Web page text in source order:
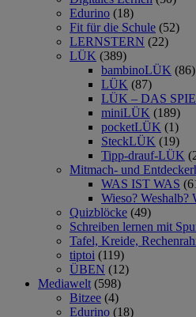
Edurino (18)
Fit für die Schule (52)
LERNSTERN (22)
LÜK (389)
bambinoLÜK (86)
LÜK (87)
LÜK – DAS
miniLÜK (189)
pocketLÜK (1)
SteckLÜK (19)
Tipp-drauf-LÜK
Mitmach- und
WAS IST WAS
Wieso? Weshalb?
Quizblöcke (49)
Schreiben lernen mit
Tafel, Kreide,
tiptoi (119)
ÜBEN (12)
Mediawelt (598)
Bitzee (4)
Edurino (18)